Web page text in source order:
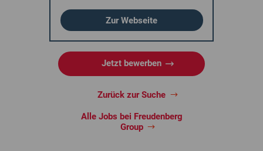
Zur Webseite
Jetzt bewerben
Zurück zur Suche
Alle Jobs bei Freudenberg
Group